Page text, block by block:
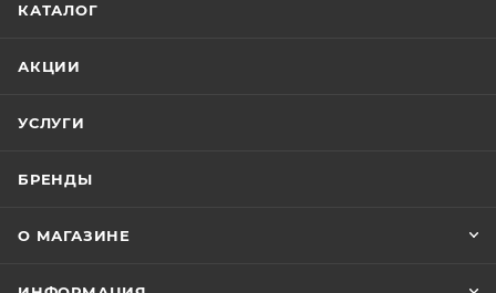
КАТАЛОГ
АКЦИИ
УСЛУГИ
БРЕНДЫ
О МАГАЗИНЕ